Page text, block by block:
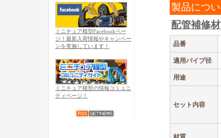
ミニチュア模型Facebookペー
ジ！最新入荷情報やキャンペー
ンを実施しています！
ミニチュア模型の情報コミュニ
ティページ！
製品につ
配管補修
品番
適用パイプ径
用途
セット内容